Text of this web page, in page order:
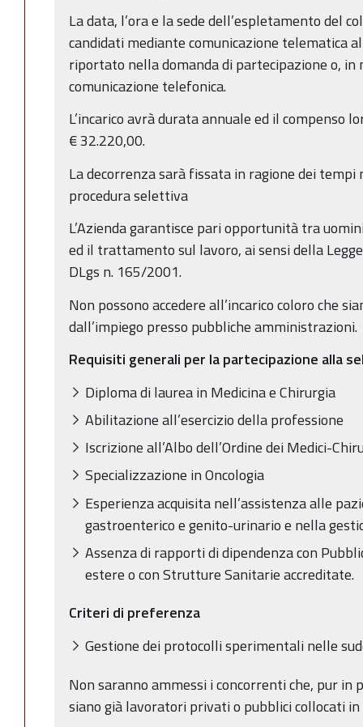
La data, l’ora e la sede dell’espletamento del
candidati mediante comunicazione telematica
riportato nella domanda di partecipazione o,
comunicazione telefonica.
L’incarico avrà durata annuale ed il compenso
€ 32.220,00.
La decorrenza sarà fissata in ragione dei
procedura selettiva
L’Azienda garantisce pari opportunità tra
ed il trattamento sul lavoro, ai sensi della
DLgs n. 165/2001.
Non possono accedere all’incarico coloro che
dall’impiego presso pubbliche amministrazioni.
Requisiti generali per la partecipazione alla
Diploma di laurea in Medicina e Chirurgia
Abilitazione all’esercizio della professione
Iscrizione all’Albo dell’Ordine dei Medici-
Specializzazione in Oncologia
Esperienza acquisita nell’assistenza alle
gastroenterico e genito-urinario e nella
Assenza di rapporti di dipendenza con
estere o con Strutture Sanitarie accreditate.
Criteri di preferenza
Gestione dei protocolli sperimentali nelle
Non saranno ammessi i concorrenti che, pur in
siano già lavoratori privati o pubblici collocati in